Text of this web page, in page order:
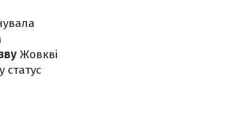
Жовкві
статус